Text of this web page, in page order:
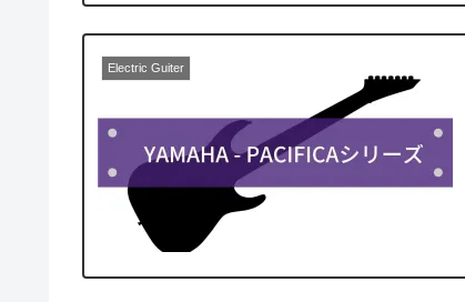
Electric Guiter